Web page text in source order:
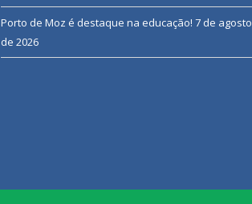
Porto de Moz é destaque na educação! 7 de agosto
de 2026